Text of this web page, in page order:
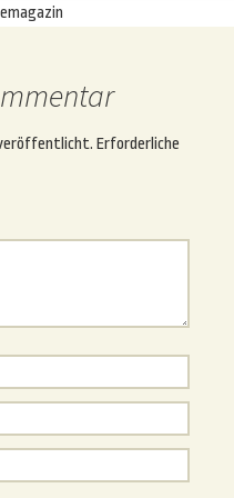
Erforderliche